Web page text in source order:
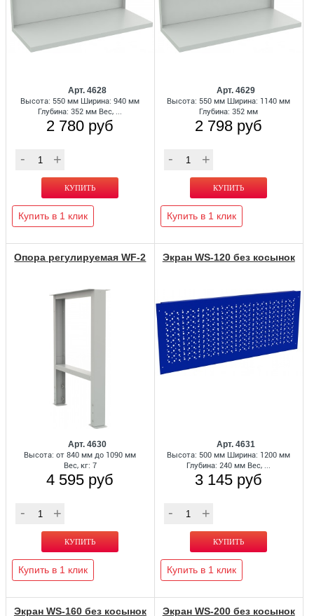
Арт. 4628
Высота: 550 мм Ширина: 940 мм
Глубина: 352 мм Вес, ...
2 780 руб
Купить в 1 клик
Арт. 4629
Высота: 550 мм Ширина: 1140 мм
Глубина: 352 мм
2 798 руб
Купить в 1 клик
Опора регулируемая WF-2
Арт. 4630
Высота: от 840 мм до 1090 мм
Вес, кг: 7
4 595 руб
Купить в 1 клик
Экран WS-120 без косынок
Арт. 4631
Высота: 500 мм Ширина: 1200 мм
Глубина: 240 мм Вес, ...
3 145 руб
Купить в 1 клик
Экран WS-160 без косынок Экран WS-200 без косынок